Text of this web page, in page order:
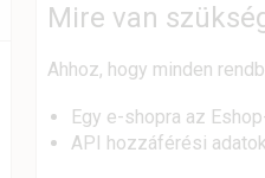
Mire van
Ahhoz, hogy minden
Egy e-shopra az
API hozzáférési